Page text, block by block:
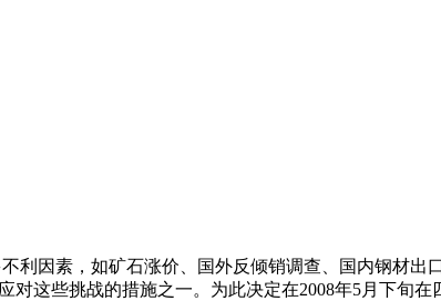
利因素，如矿石涨价、国外反倾销调查、国内钢材
这些挑战的措施之一。为此决定在2008年5月下旬